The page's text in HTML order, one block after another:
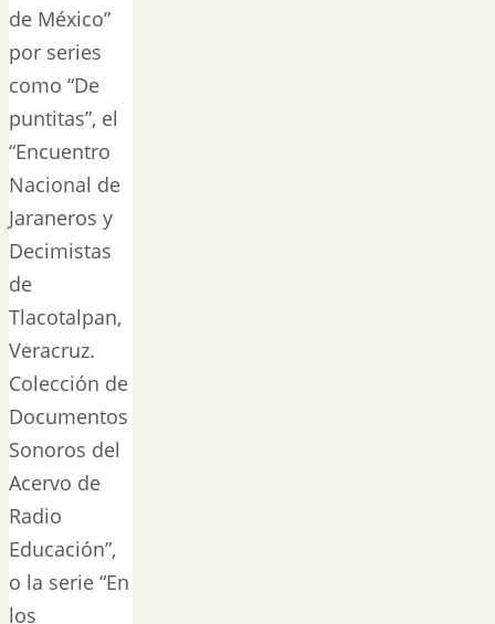
de México”
por series
como “De
puntitas”, el
“Encuentro
Nacional de
Jaraneros y
Decimistas
de
Tlacotalpan,
Veracruz.
Colección de
Documentos
Sonoros del
Acervo de
Radio
Educación”,
o la serie “En
los